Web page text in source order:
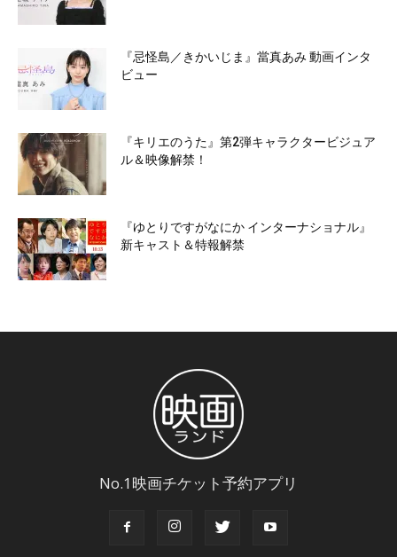
『忌怪島／きかいじま』當真あみ 動画インタ
ビュー
『キリエのうた』第2弾キャラクタービジュア
ル＆映像解禁！
『ゆとりですがなにか インターナショナル』
新キャスト＆特報解禁
No.1映画チケット予約アプリ